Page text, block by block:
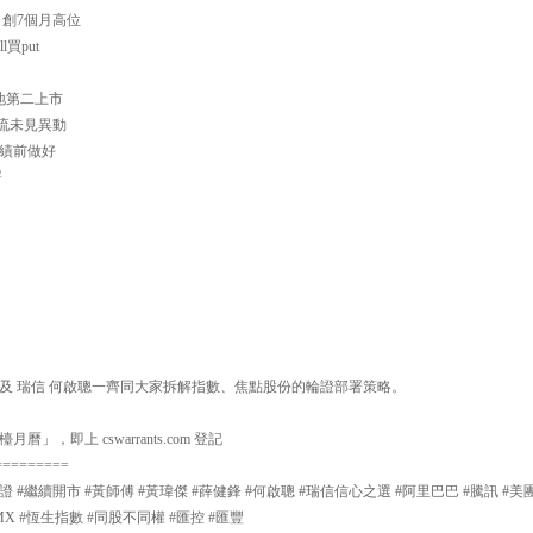
7個月高位
買put
第二上市
未見異動
前做好
瑞信 何啟聰一齊同大家拆解指數、焦點股份的輪證部署策略。
月曆」，即上 cswarrants.com 登記
#繼續開市 #黃師傅 #黃瑋傑 #薛健鋒 #何啟聰 #瑞信信心之選 #阿里巴巴 #騰訊 #美
#恆生指數 #同股不同權 #匯控 #匯豐